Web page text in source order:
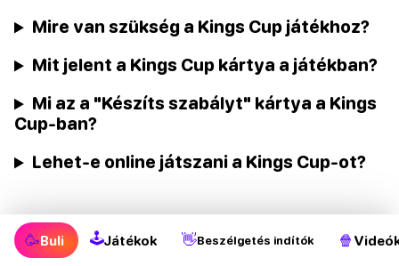
Mire van szükség a Kings Cup játékhoz?
Mit jelent a Kings Cup kártya a játékban?
Mi az a "Készíts szabályt" kártya a Kings
Cup-ban?
Lehet-e online játszani a Kings Cup-ot?
🥳Buli 🕹Játékok 👋Beszélgetés indítók 🍿